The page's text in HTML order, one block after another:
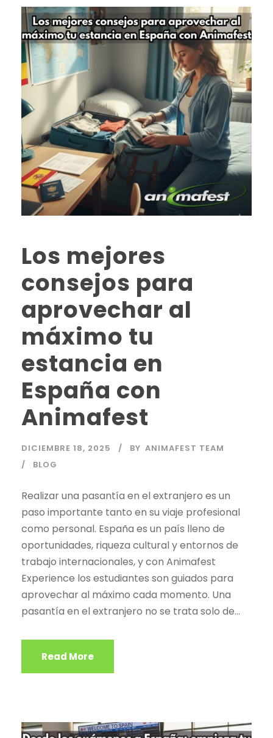
Los mejores
consejos para
aprovechar al
máximo tu
estancia en
España con
Animafest
DICIEMBRE 18, 2025 BY ANIMAFEST TEAM
BLOG
Realizar una pasantía en el extranjero es un
paso importante tanto en su viaje profesional
como personal. España es un país lleno de
oportunidades, riqueza cultural y entornos de
trabajo internacionales, y con Animafest
Experience los estudiantes son guiados para
aprovechar al máximo cada momento. Una
pasantía en el extranjero no se trata solo de...
Read More